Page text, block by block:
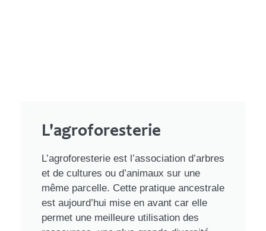
L'agroforesterie
L’agroforesterie est l’association d’arbres
et de cultures ou d’animaux sur une
même parcelle. Cette pratique ancestrale
est aujourd’hui mise en avant car elle
permet une meilleure utilisation des